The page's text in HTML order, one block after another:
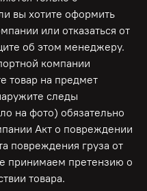
MRUv0CDuFV0
вы хотите оформить
или отказаться от
об этом менеджеру.
компании
товар на предмет
следы
на фото) обязательно
Акт о повреждении
повреждения груза от
принимаем претензию о
товара.